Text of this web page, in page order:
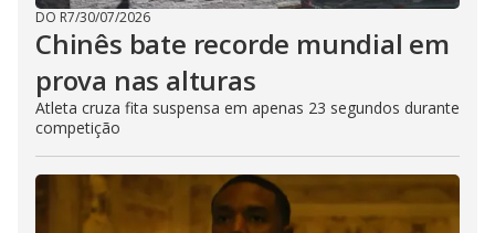
DO R7/30/07/2026
Chinês bate recorde mundial em
prova nas alturas
Atleta cruza fita suspensa em apenas 23 segundos durante
competição